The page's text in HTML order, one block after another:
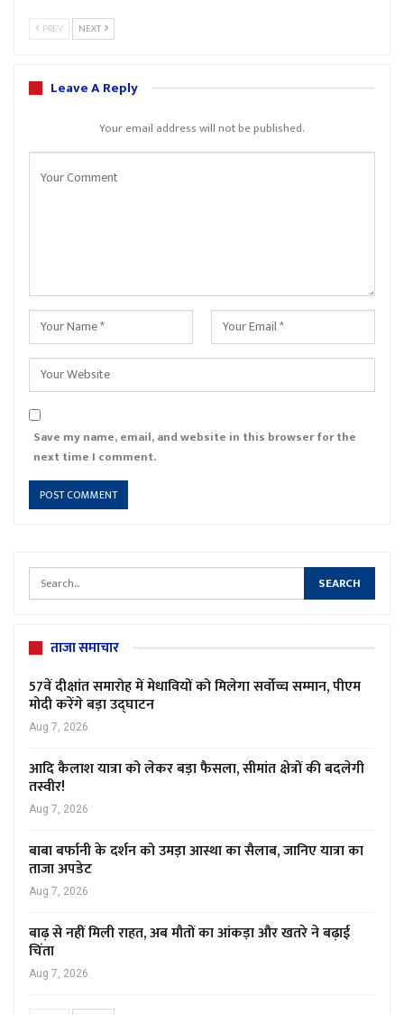
PREV NEXT
Leave A Reply
Your email address will not be published.
Save my name, email, and website in this browser for the
next time I comment.
ताजा समाचार
57वें दीक्षांत समारोह में मेधावियों को मिलेगा सर्वोच्च सम्मान, पीएम
मोदी करेंगे बड़ा उद्घाटन
Aug 7, 2026
आदि कैलाश यात्रा को लेकर बड़ा फैसला, सीमांत क्षेत्रों की बदलेगी
तस्वीर!
Aug 7, 2026
बाबा बर्फानी के दर्शन को उमड़ा आस्था का सैलाब, जानिए यात्रा का
ताजा अपडेट
Aug 7, 2026
बाढ़ से नहीं मिली राहत, अब मौतों का आंकड़ा और खतरे ने बढ़ाई
चिंता
Aug 7, 2026